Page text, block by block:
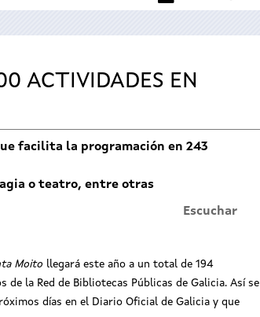
ACTIVIDADES EN
facilita la programación en 243
o teatro, entre otras
Escuchar
Moito llegará este año a un total de 194
la Red de Bibliotecas Públicas de Galicia. Así se
días en el Diario Oficial de Galicia y que